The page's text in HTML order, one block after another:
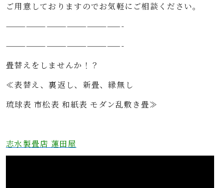
ご用意しておりますのでお気軽にご相談ください。
—————————————————-
—————————————————-
畳替えをしませんか！？
≪表替え、裏返し、新畳、縁無し
琉球表 市松表 和紙表 モダン乱敷き畳≫
志水製畳店 蓮田屋